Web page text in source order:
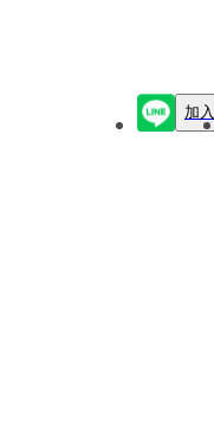
加入